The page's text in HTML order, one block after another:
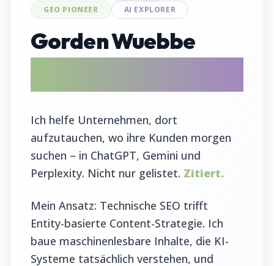
GEO PIONEER AI EXPLORER
Gorden Wuebbe
Ich helfe Unternehmen, dort
aufzutauchen, wo ihre Kunden morgen
suchen – in ChatGPT, Gemini und
Perplexity. Nicht nur gelistet. Zitiert.
Mein Ansatz: Technische SEO trifft
Entity-basierte Content-Strategie. Ich
baue maschinenlesbare Inhalte, die KI-
Systeme tatsächlich verstehen, und